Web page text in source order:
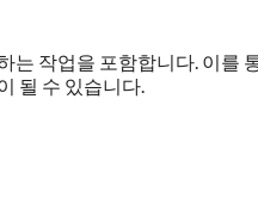
는 작업을 포함합니다. 이를
될 수 있습니다.